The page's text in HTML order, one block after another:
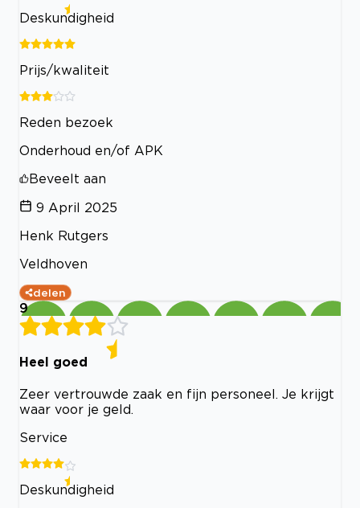
Deskundigheid
Prijs/kwaliteit
Reden bezoek
Onderhoud en/of APK
Beveelt aan
9 April 2025
Henk Rutgers
Veldhoven
delen
9
Heel goed
Zeer vertrouwde zaak en fijn personeel. Je krijgt
waar voor je geld.
Service
Deskundigheid